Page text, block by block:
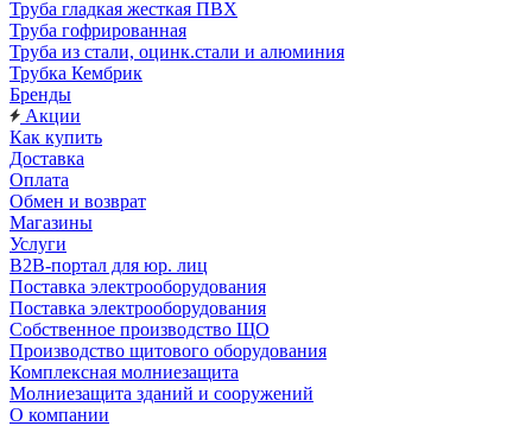
Труба гладкая жесткая ПВХ
Труба гофрированная
Труба из стали, оцинк.стали и алюминия
Трубка Кембрик
Бренды
Акции
Как купить
Доставка
Оплата
Обмен и возврат
Магазины
Услуги
B2B-портал для юр. лиц
Поставка электрооборудования
Поставка электрооборудования
Собственное производство ЩО
Производство щитового оборудования
Комплексная молниезащита
Молниезащита зданий и сооружений
О компании